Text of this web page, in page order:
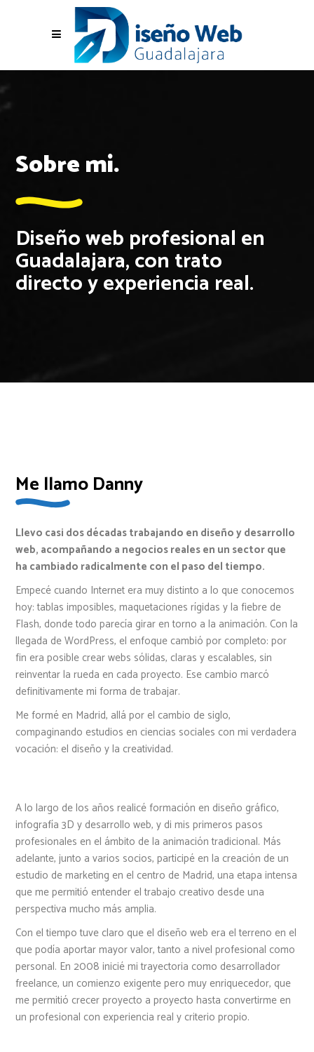
Sobre mi.
Diseño web profesional en
Guadalajara, con trato
directo y experiencia real.
Me llamo Danny
Llevo casi dos décadas trabajando en diseño y desarrollo
web, acompañando a negocios reales en un sector que
ha cambiado radicalmente con el paso del tiempo.
Empecé cuando Internet era muy distinto a lo que conocemos
hoy: tablas imposibles, maquetaciones rígidas y la fiebre de
Flash, donde todo parecía girar en torno a la animación. Con la
llegada de WordPress, el enfoque cambió por completo: por
fin era posible crear webs sólidas, claras y escalables, sin
reinventar la rueda en cada proyecto. Ese cambio marcó
definitivamente mi forma de trabajar.
Me formé en Madrid, allá por el cambio de siglo,
compaginando estudios en ciencias sociales con mi verdadera
vocación: el diseño y la creatividad.
A lo largo de los años realicé formación en diseño gráfico,
infografía 3D y desarrollo web, y di mis primeros pasos
profesionales en el ámbito de la animación tradicional. Más
adelante, junto a varios socios, participé en la creación de un
estudio de marketing en el centro de Madrid, una etapa intensa
que me permitió entender el trabajo creativo desde una
perspectiva mucho más amplia.
Con el tiempo tuve claro que el diseño web era el terreno en el
que podía aportar mayor valor, tanto a nivel profesional como
personal. En 2008 inicié mi trayectoria como desarrollador
freelance, un comienzo exigente pero muy enriquecedor, que
me permitió crecer proyecto a proyecto hasta convertirme en
un profesional con experiencia real y criterio propio.